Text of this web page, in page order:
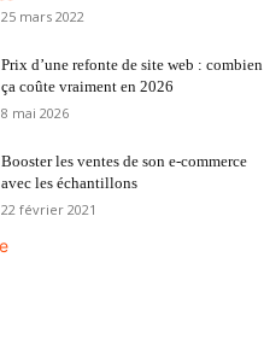
25 mars 2022
Prix d’une refonte de site web : combien
ça coûte vraiment en 2026
8 mai 2026
Booster les ventes de son e-commerce
avec les échantillons
22 février 2021